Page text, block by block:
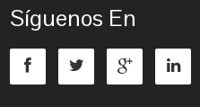
Síguenos En